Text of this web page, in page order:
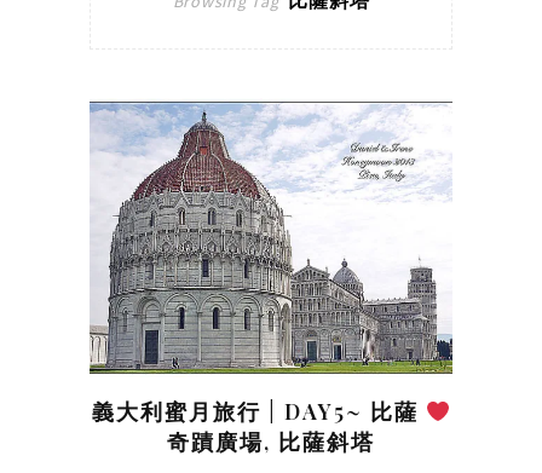
義大利蜜月旅行 | DAY5~ 比薩
奇蹟廣場, 比薩斜塔